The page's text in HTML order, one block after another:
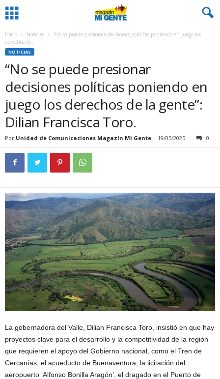
Inicio Noticias
“No se puede presionar decisiones políticas poniendo en juego los
derechos de...
NOTICIAS
“No se puede presionar
decisiones políticas poniendo en
juego los derechos de la gente”:
Dilian Francisca Toro.
Por Unidad de Comunicaciones Magazín Mi Gente - 19/05/2025 0
La gobernadora del Valle, Dilian Francisca Toro, insistió en que hay
proyectos clave para el desarrollo y la competitividad de la región
que requieren el apoyo del Gobierno nacional, como el Tren de
Cercanías, el acueducto de Buenaventura, la licitación del
aeropuerto ‘Alfonso Bonilla Aragón’, el dragado en el Puerto de